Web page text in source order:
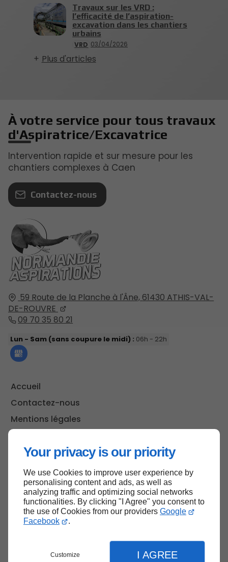
Your privacy is our priority
We use Cookies to improve user experience by
personalising content and ads, as well as
analyzing traffic and optimizing social networks
functionalities. By clicking "I Agree" you consent to
the use of Cookies from our providers Google
Facebook
.
Customize I AGREE
VRD 03/04/2026
Travaux sur les VRD :
l’efficacité de l’aspiration-
excavation dans les chantiers
urbains
Plus d'articles
59 Route de la Planche à l'Âne, 61430 ATHIS-VAL-
DE-ROUVRE
09 70 35 80 21
Lun - Sam (sans coupure le midi) : 06h - 22h
Accueil
Contactez-nous
Mentions légales
À votre service pour tous travaux
d'Aspiratrice/Excavatrice
Intervention rapide et sur mesure pour les
chantiers complexes à Caen
Contactez-nous
Haut de page